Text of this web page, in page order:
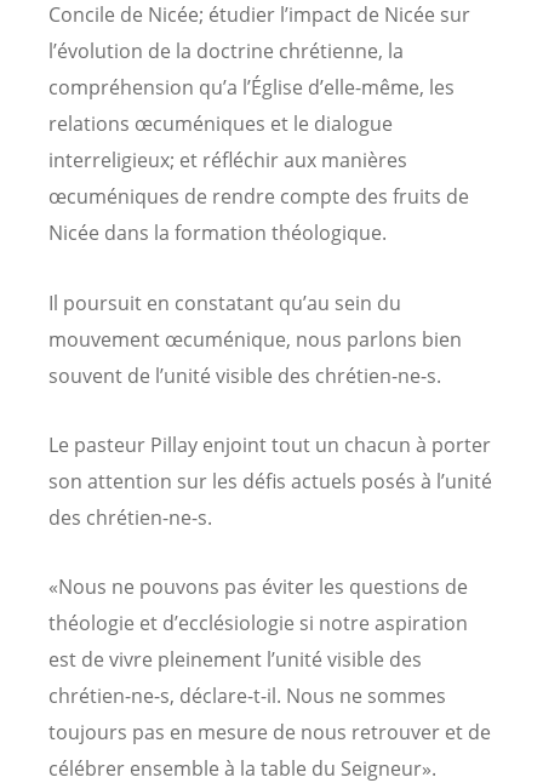
Concile de Nicée; étudier l’impact de Nicée sur
l’évolution de la doctrine chrétienne, la
compréhension qu’a l’Église d’elle-même, les
relations œcuméniques et le dialogue
interreligieux; et réfléchir aux manières
œcuméniques de rendre compte des fruits de
Nicée dans la formation théologique.
Il poursuit en constatant qu’au sein du
mouvement œcuménique, nous parlons bien
souvent de l’unité visible des chrétien-ne-s.
Le pasteur Pillay enjoint tout un chacun à porter
son attention sur les défis actuels posés à l’unité
des chrétien-ne-s.
«Nous ne pouvons pas éviter les questions de
théologie et d’ecclésiologie si notre aspiration
est de vivre pleinement l’unité visible des
chrétien-ne-s, déclare-t-il. Nous ne sommes
toujours pas en mesure de nous retrouver et de
célébrer ensemble à la table du Seigneur».